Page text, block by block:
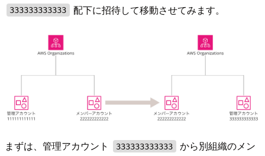
333333333333 配下に招待して移動させてみます。
まずは、管理アカウント 333333333333
から別組織のメン